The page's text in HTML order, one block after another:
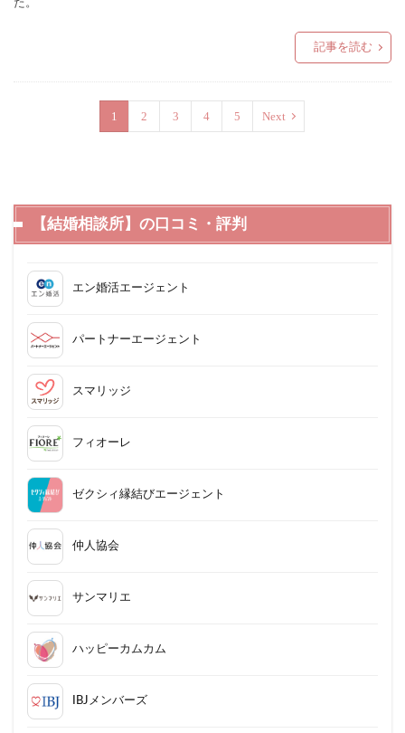
記事を読む
1 2 3 4 5 Next
【結婚相談所】の口コミ・評判
エン婚活エージェント
パートナーエージェント
スマリッジ
フィオーレ
ゼクシィ縁結びエージェント
仲人協会
サンマリエ
ハッピーカムカム
IBJメンバーズ